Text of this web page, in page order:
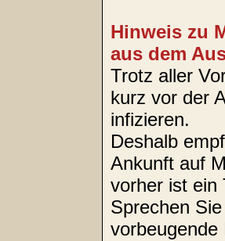
Hinweis zu
aus dem
Trotz aller
kurz vor der
infizieren.
Deshalb
Ankunft auf
vorher ist ein
Sprechen